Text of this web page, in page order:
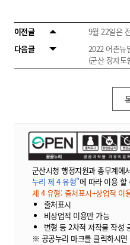
이전글
9월 22일은
다음글
2022 어촌뉴
(군산 장자도
군산시청 행정지원과 총무계에
누리 제 4 유형"에 따라 이용 할
제 4 유형: 출처표시+상업적 이
출처표시
비상업적 이용만 가능
변형 등 2차적 저작물 작성
※ 공공누리 마크를 클릭하시